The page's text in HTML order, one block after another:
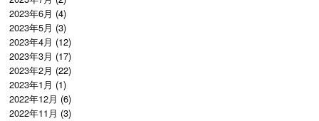
2023年6月 (4)
2023年5月 (3)
2023年4月 (12)
2023年3月 (17)
2023年2月 (22)
2023年1月 (1)
2022年12月 (6)
2022年11月 (3)